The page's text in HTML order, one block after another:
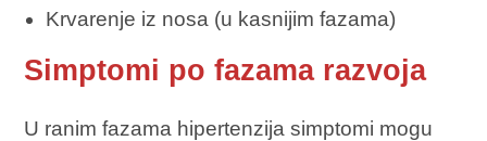
Krvarenje iz nosa (u kasnijim fazama)
Simptomi po fazama razvoja
U ranim fazama hipertenzija simptomi mogu